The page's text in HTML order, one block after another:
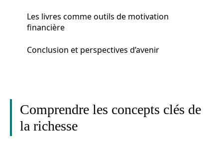
Les livres comme outils de motivation
financière
Conclusion et perspectives d’avenir
Comprendre les concepts clés de
la richesse